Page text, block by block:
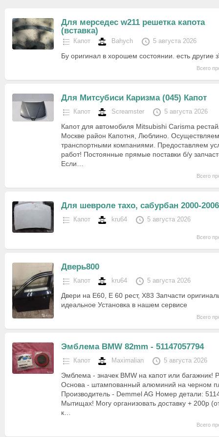
Для мерседес w211 решетка капота
(вставка)
Капот Bahych 5 августа 2026
Бу оригинал в хорошем состоянии. есть другие
Всего
Для Митсубиси Каризма (045) Капот
Капот Screamster 5 августа 2026
Капот для автомобиля Mitsubishi Carisma
Москве район Капотня, Люблино.
транспортными компаниями. Предоставляем
работ! Постоянные прямые поставки б/у
Если…
Всего
Для шевроле тахо, сабурбан 2000-2006
Капот kru64 5 августа 2026
Всего
Дверь800
Капот kru64 5 августа 2026
Двери на E60, E 60 рест, X83 Запчасти
идеальное Установка в нашем сервисе
Всего
Эмблема BMW 82mm - 51147057794
Капот Maximalian 5 августа 2026
Эмблема - значек BMW на капот или багажник!
Основа - штампованный алюминий на черном
Производитель - Demmel AG Номер детали:
Мытищах! Могу организовать доставку + 200р
к…
Всего